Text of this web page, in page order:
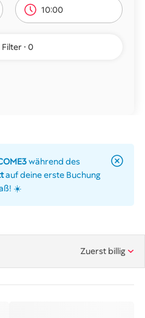
10:00
Filter 0
während des
auf deine erste Buchung
☀️
Zuerst billig